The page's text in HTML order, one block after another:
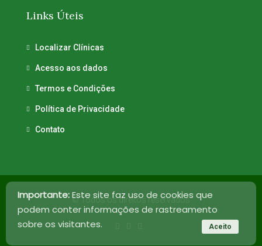
Links Úteis
Localizar Clínicas
Acesso aos dados
Termos e Condições
Política de Privacidade
Contato
© Todos os direitos reservados
Importante:Este site faz uso de cookies que
podem conter informações de rastreamento
sobre os visitantes.
Aceito